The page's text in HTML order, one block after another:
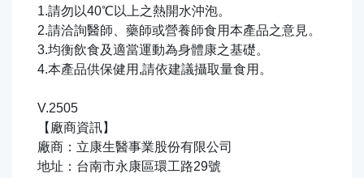
1.請勿以40℃以上之熱開水沖泡。
2.請洽詢醫師、藥師或營養師食用本產品之意見。
3.均衡飲食及適當運動為身體康之基礎。
4.本產品供保健用,請依建議攝取量食用。
V.2505
【廠商資訊】
廠商：立康生醫事業股份有限公司
地址：台南市永康區環工路29號